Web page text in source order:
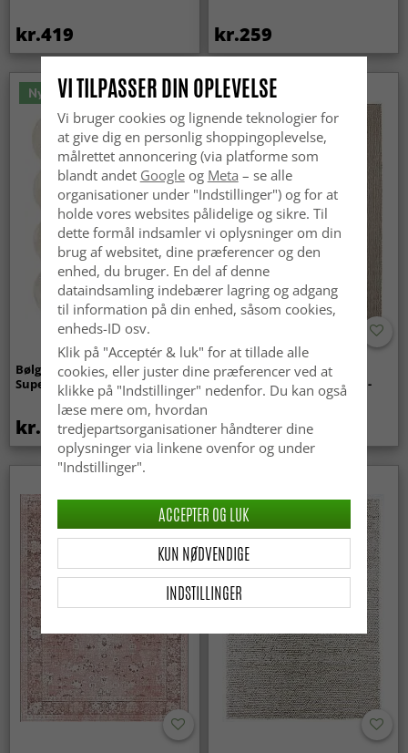
kr.419 kr.259
Nyhed
Bølget ryatæppe - Aranga
Super Soft Fur (beige)
kr.369
Tæpper til
indendørs/udendørs brug -
Arlo (beige)
kr.449
VI TILPASSER DIN OPLEVELSE
Vi bruger cookies og lignende teknologier for
at give dig en personlig shoppingoplevelse,
målrettet annoncering (via platforme som
blandt andet Googleog Meta – se alle
organisationer under "Indstillinger") og for at
holde vores websites pålidelige og sikre. Til
dette formål indsamler vi oplysninger om din
brug af websitet, dine præferencer og den
enhed, du bruger. En del af denne
dataindsamling indebærer lagring og adgang
til information på din enhed, såsom cookies,
enheds-ID osv.
Klik på "Acceptér & luk" for at tillade alle
cookies, eller juster dine præferencer ved at
klikke på "Indstillinger" nedenfor. Du kan også
læse mere om, hvordan
tredjepartsorganisationer håndterer dine
oplysninger via linkene ovenfor og under
"Indstillinger".
INDSTILLINGER
KUN NØDVENDIGE
ACCEPTER OG LUK